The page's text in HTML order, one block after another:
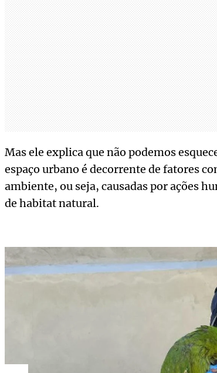
Mas ele explica que não podemos
espaço urbano é decorrente de fatores
ambiente, ou seja, causadas por ações
de habitat natural.